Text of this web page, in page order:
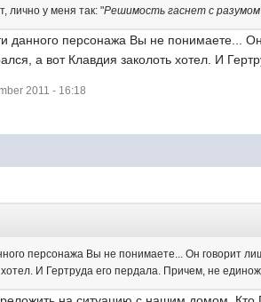
лично у меня так: "Решимость гаснет с разумом
данного персонажа Вы не понимаете...
а вот Клавдия заколоть хотел. И
2011 - 16:18
персонажа Вы не понимаете... Он говорит
И Гертруда его пердала. Причем, не